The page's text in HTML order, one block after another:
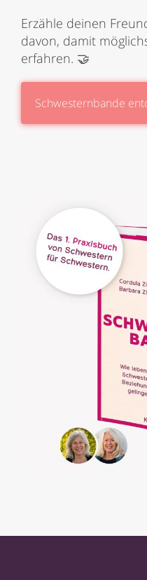
Erzähle deinen
davon, damit
erfahren. 🤝
Schwesternbande